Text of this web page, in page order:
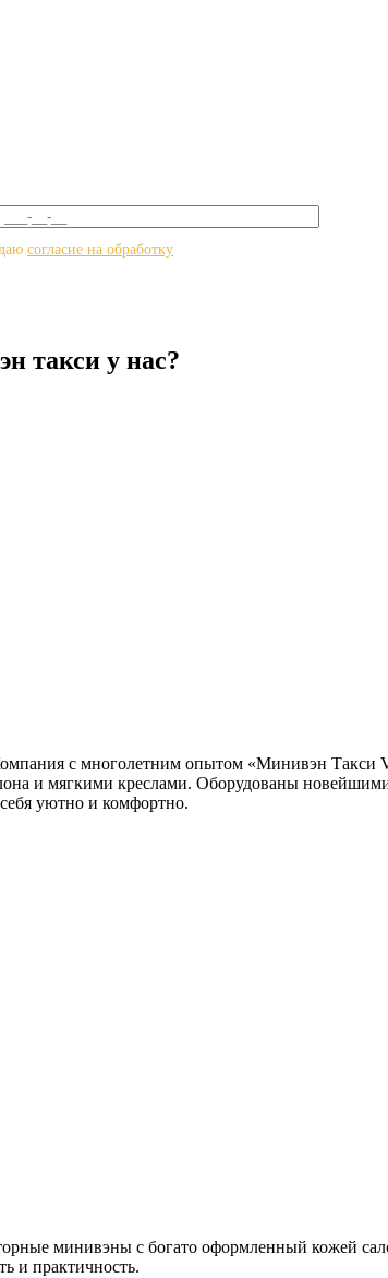
согласие на обработку
такси у нас?
с многолетним опытом «Минивэн
и мягкими креслами. Оборудованы
уютно и комфортно.
минивэны с богато оформленный кожей
и практичность.